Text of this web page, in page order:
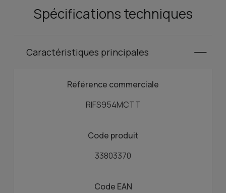
Spécifications techniques
Caractéristiques principales
Référence commerciale
RIFS954MCTT
Code produit
33803370
Code EAN